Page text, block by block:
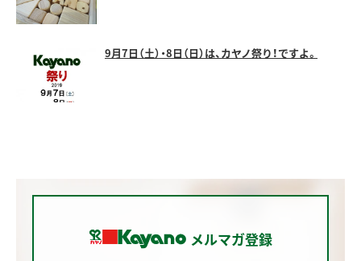
9月7日（土）・8日（日）は、カヤノ祭り！ですよ。
メルマガ登録